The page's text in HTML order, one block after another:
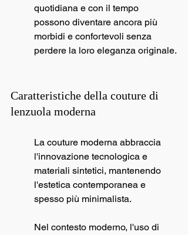
quotidiana e con il tempo
possono diventare ancora più
morbidi e confortevoli senza
perdere la loro eleganza originale.
Caratteristiche della couture di
lenzuola moderna
La couture moderna abbraccia
l'innovazione tecnologica e
materiali sintetici, mantenendo
l'estetica contemporanea e
spesso più minimalista.
Nel contesto moderno, l'uso di